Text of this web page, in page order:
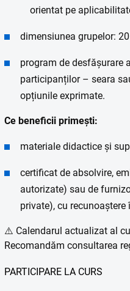
orientat pe
dimensiunea grupelor:
program de desfășurare
participanților – seara
opțiunile exprimate.
Ce beneficii primești:
materiale didactice și
certificat de absolvire,
autorizate) sau de
private), cu
⚠️ Calendarul actualizat al
Recomandăm consultarea
PARTICIPARE LA CURS